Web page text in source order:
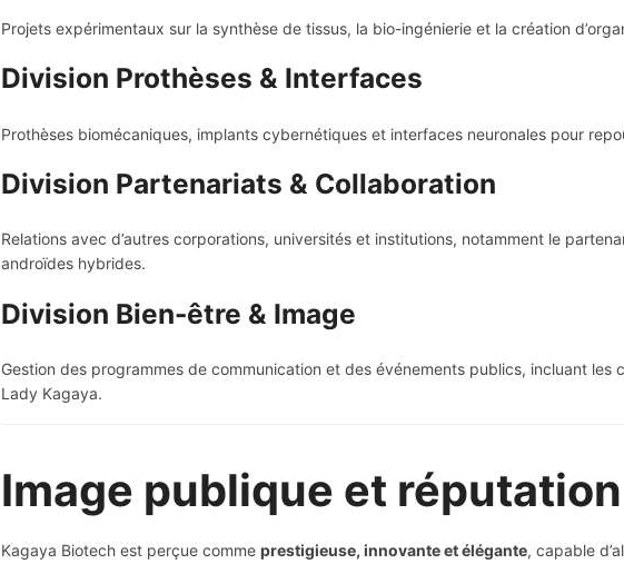
Projets expérimentaux sur la synthèse de tissus, la bio-ingénierie et la création
Division Prothèses & Interfaces
Prothèses biomécaniques, implants cybernétiques et interfaces neuronales pour
Division Partenariats & Collaboration
Relations avec d’autres corporations, universités et institutions, notamment le
androïdes hybrides.
Division Bien-être & Image
Gestion des programmes de communication et des événements publics, incluant
Lady Kagaya.
Image publique et réputation
Kagaya Biotech est perçue comme prestigieuse, innovante et élégante, capable